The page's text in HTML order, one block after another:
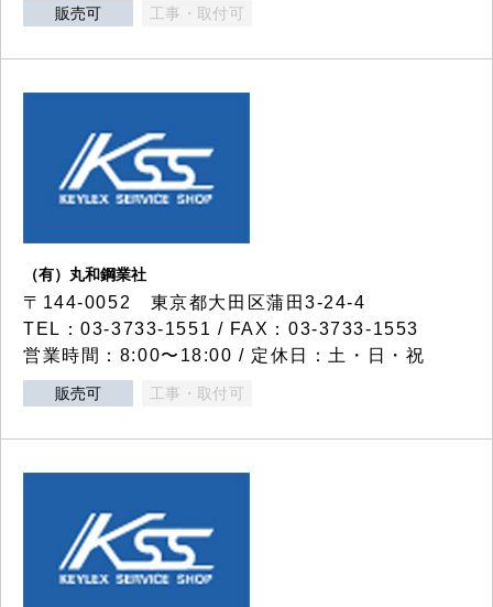
販売可 工事・取付可
（有）丸和鋼業社
〒144-0052 東京都大田区蒲田3-24-4
TEL：03-3733-1551 / FAX：03-3733-1553
営業時間：8:00〜18:00 / 定休日：土・日・祝
販売可 工事・取付可